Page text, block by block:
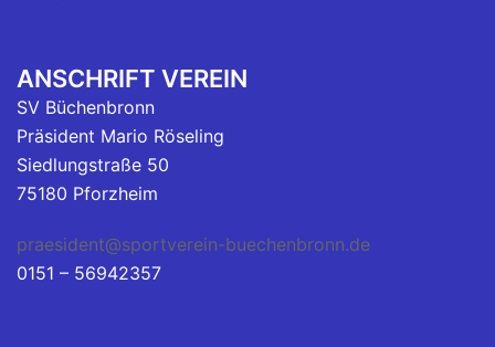
ANSCHRIFT VEREIN
SV Büchenbronn
Präsident Mario Röseling
Siedlungstraße 50
75180 Pforzheim
praesident@sportverein-buechenbronn.de
0151 – 56942357